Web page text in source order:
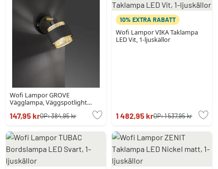
Wofi Lampor GROVE
Vägglampa, Väggspotlight
147,95 krOP:384,95 kr
10% EXTRA RABATT
Wofi Lampor VIKA Taklampa
LED Vit, 1-ljuskällor
1 482,95 krOP:1 537,95 kr